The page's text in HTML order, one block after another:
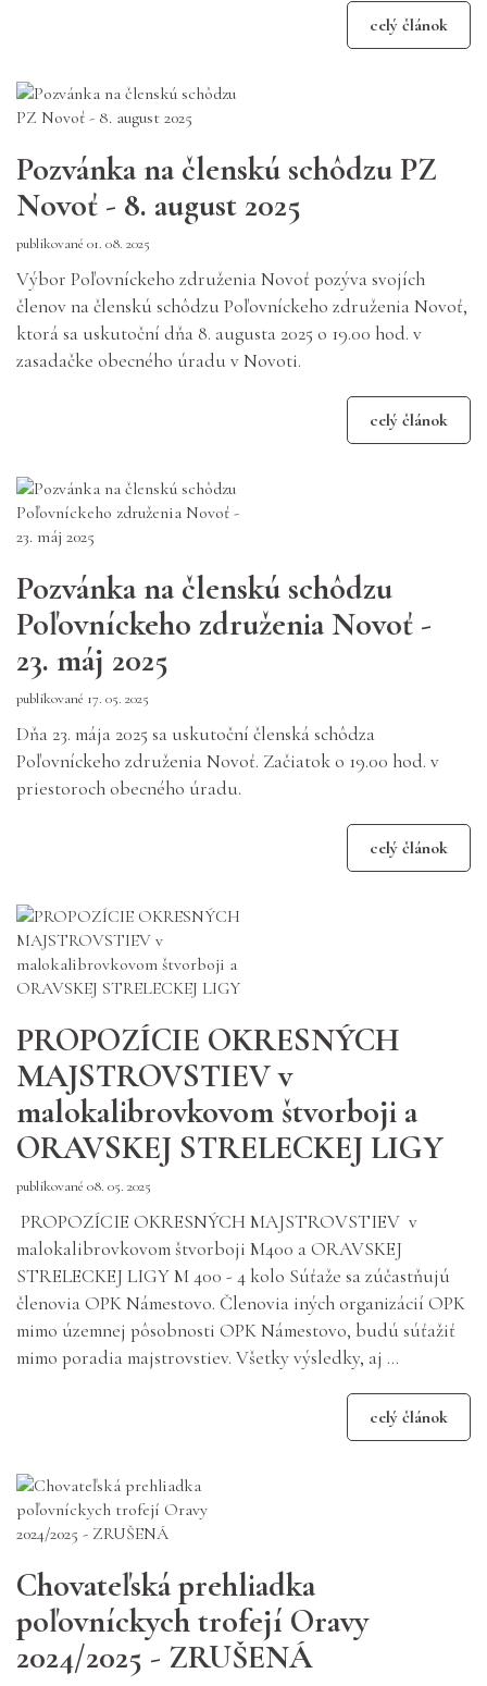
celý článok
Pozvánka na členskú schôdzu PZ
Novoť - 8. august 2025
publikované 01. 08. 2025
Výbor Poľovníckeho združenia Novoť pozýva svojích
členov na členskú schôdzu Poľovníckeho združenia Novoť,
ktorá sa uskutoční dňa 8. augusta 2025 o 19.00 hod. v
zasadačke obecného úradu v Novoti.
celý článok
Pozvánka na členskú schôdzu
Poľovníckeho združenia Novoť -
23. máj 2025
publikované 17. 05. 2025
Dňa 23. mája 2025 sa uskutoční členská schôdza
Poľovníckeho združenia Novoť. Začiatok o 19.00 hod. v
priestoroch obecného úradu.
celý článok
PROPOZÍCIE OKRESNÝCH
MAJSTROVSTIEV v
malokalibrovkovom štvorboji a
ORAVSKEJ STRELECKEJ LIGY
publikované 08. 05. 2025
PROPOZÍCIE OKRESNÝCH MAJSTROVSTIEV v
malokalibrovkovom štvorboji M400 a ORAVSKEJ
STRELECKEJ LIGY M 400 - 4 kolo Súťaže sa zúčastňujú
členovia OPK Námestovo. Členovia iných organizácií OPK
mimo územnej pôsobnosti OPK Námestovo, budú súťažiť
mimo poradia majstrovstiev. Všetky výsledky, aj ...
celý článok
Chovateľská prehliadka
poľovníckych trofejí Oravy
2024/2025 - ZRUŠENÁ